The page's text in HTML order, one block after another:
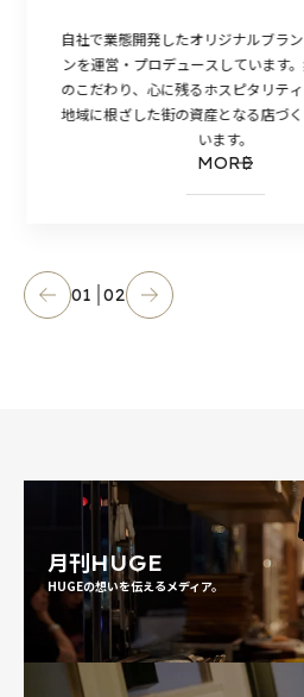
自社で業態開発したオリジナルブラ
ンを運営・プロデュースしています
のこだわり、心に残るホスピタリティ
地域に根ざした街の資産となる店づ
います。
MORE
01 02
月刊HUGE
HUGEの想いを伝えるメディア。